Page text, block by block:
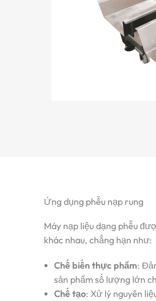
Ứng dụng phễu nạp rung
Máy nạp liệu dạng phễu
khác nhau, chẳng hạn như:
Chế biến thực phẩm:
sản phẩm số lượng lớn
Chế tạo: Xử lý nguyên